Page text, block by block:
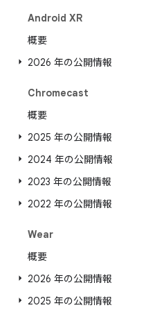
Android XR
概要
2026 年の公開情報
Chromecast
概要
2025 年の公開情報
2024 年の公開情報
2023 年の公開情報
2022 年の公開情報
Wear
概要
2026 年の公開情報
2025 年の公開情報